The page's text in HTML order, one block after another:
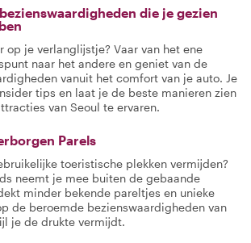
die je gezien
op je verlanglijstje? Vaar van het ene
naar het andere en geniet van de
vanuit het comfort van je auto. Je
tips en laat je de beste manieren zien
van Seoul te ervaren.
Parels
toeristische plekken vermijden?
neemt je mee buiten de gebaande
minder bekende pareltjes en unieke
de beroemde bezienswaardigheden van
je de drukte vermijdt.